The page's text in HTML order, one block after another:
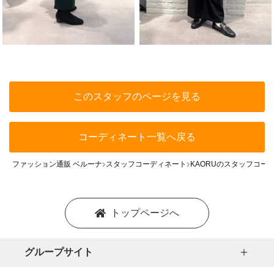
このスタッフのページを見る
コーディネート一覧へ戻る
ファッション通販 ベルーナ スタッフコーディネート KAORUのスタッフコー
トップページへ
グループサイト